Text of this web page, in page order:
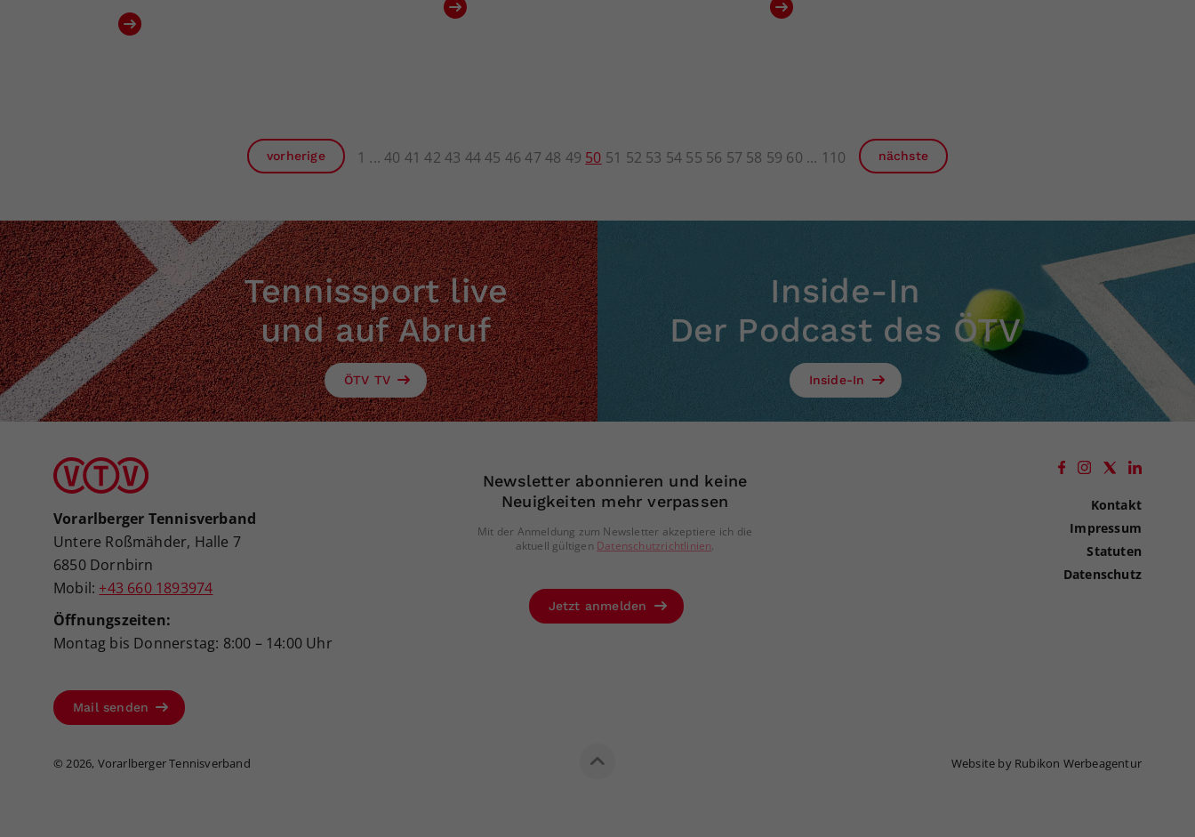
vorherige 1 40 41 42 43 4445 46 47 48 49 50 51 52 53 54 55 56 57 58 59 60 110 nächste
Tennissport live
und auf Abruf
ÖTV TV
Inside-In
Der Podcast des ÖTV
Inside-In
Vorarlberger Tennisverband
Untere Roßmähder, Halle 7
6850 Dornbirn
Mobil: +43 660 1893974
Öffnungszeiten:
Montag bis Donnerstag: 8:00 – 14:00 Uhr
Mail senden
Newsletter abonnieren und keine
Neuigkeiten mehr verpassen
Mit der Anmeldung zum Newsletter akzeptiere ich die
aktuell gültigen Datenschutzrichtlinien.
Jetzt anmelden
Kontakt
Impressum
Statuten
Datenschutz
©2026, Vorarlberger Tennisverband Website by Rubikon Werbeagentur